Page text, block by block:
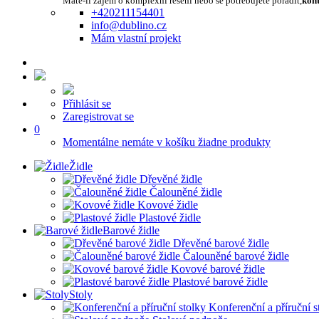
+420211154401
info@dublino.cz
Mám vlastní projekt
Přihlásit se
Zaregistrovat se
0
Momentálne nemáte v košíku žiadne produkty
Židle
Dřevěné židle
Čalouněné židle
Kovové židle
Plastové židle
Barové židle
Dřevěné barové židle
Čalouněné barové židle
Kovové barové židle
Plastové barové židle
Stoly
Konferenční a příruční